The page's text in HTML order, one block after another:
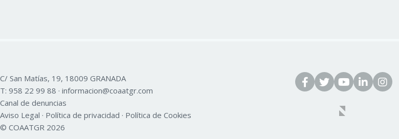
C/ San Matías, 19, 18009 GRANADA
T: 958 22 99 88 · informacion@coaatgr.com
Canal de denuncias
Aviso Legal · Política de privacidad · Política de Cookies
© COAATGR 2026